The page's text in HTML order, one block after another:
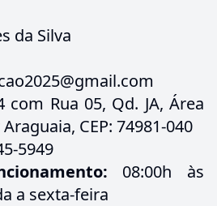
da Silva
com Rua 05, Qd. JA, Área
CEP: 74981-040
5949
08:00h às
a sexta-feira